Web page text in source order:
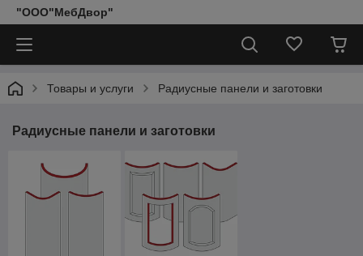
"ООО"МебДвор"
Товары и услуги Радиусные панели и заготовки
Радиусные панели и заготовки